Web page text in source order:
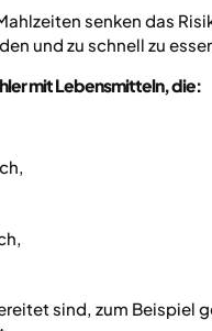
senken das
und zu schnell zu
mit Lebensmitteln, die:
sind, zum Beispiel